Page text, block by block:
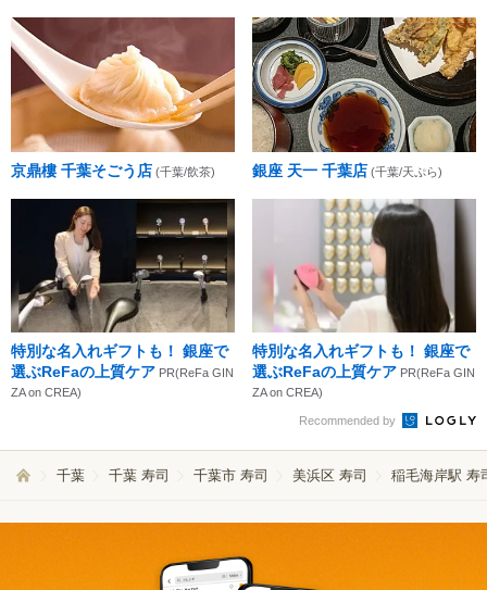
京鼎樓 千葉そごう店 (千葉/飲茶) 銀座 天一 千葉店 (千葉/天ぷら)
特別な名入れギフトも！ 銀座で
選ぶReFaの上質ケア PR(ReFa GIN
ZA on CREA)
特別な名入れギフトも！ 銀座で
選ぶReFaの上質ケア PR(ReFa GIN
ZA on CREA)
Recommended by
千葉 千葉 寿司 千葉市 寿司 美浜区 寿司 稲毛海岸駅 寿